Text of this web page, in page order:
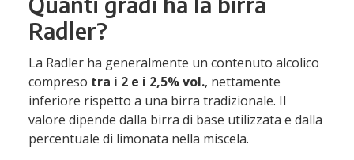
Radler?
La Radler ha generalmente un contenuto alcolico
compreso tra i 2 e i 2,5% vol., nettamente
inferiore rispetto a una birra tradizionale. Il
valore dipende dalla birra di base utilizzata e dalla
percentuale di limonata nella miscela.